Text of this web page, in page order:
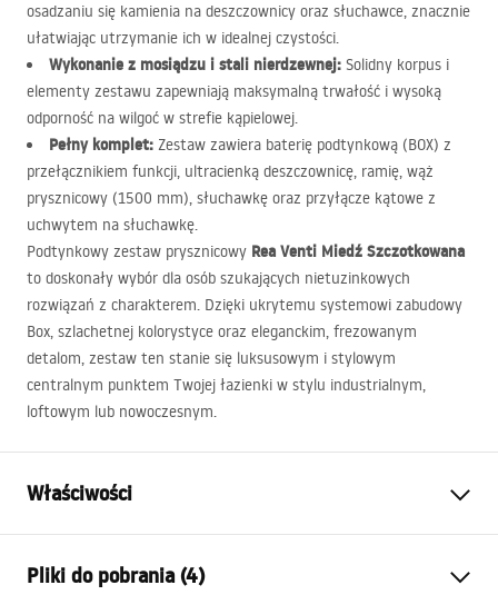
osadzaniu się kamienia na deszczownicy oraz słuchawce, znacznie
ułatwiając utrzymanie ich w idealnej czystości.
Wykonanie z mosiądzu i stali nierdzewnej: Solidny korpus i
elementy zestawu zapewniają maksymalną trwałość i wysoką
odporność na wilgoć w strefie kąpielowej.
Pełny komplet: Zestaw zawiera baterię podtynkową (BOX) z
przełącznikiem funkcji, ultracienką deszczownicę, ramię, wąż
prysznicowy (1500 mm), słuchawkę oraz przyłącze kątowe z
uchwytem na słuchawkę.
Podtynkowy zestaw prysznicowy Rea Venti Miedź Szczotkowana
to doskonały wybór dla osób szukających nietuzinkowych
rozwiązań z charakterem. Dzięki ukrytemu systemowi zabudowy
Box, szlachetnej kolorystyce oraz eleganckim, frezowanym
detalom, zestaw ten stanie się luksusowym i stylowym
centralnym punktem Twojej łazienki w stylu industrialnym,
loftowym lub nowoczesnym.
Właściwości
Materiał:
Pliki do pobrania (4)